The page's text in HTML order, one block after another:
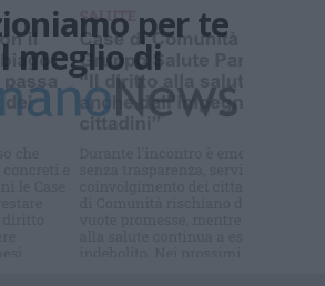
per te
meglio di